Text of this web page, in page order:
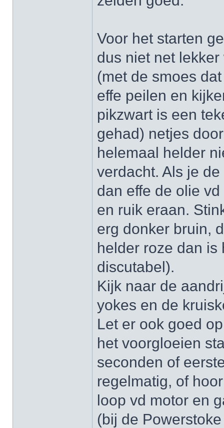
Voor het starten
dus niet net
(met de smoes
effe peilen en
pikzwart is een
gehad) netjes
helemaal helder
verdacht. Als je
dan effe de olie
en ruik eraan.
erg donker bruin,
helder roze dan is
discutabel).
Kijk naar de
yokes en de
Let er ook goed
het voorgloeien
seconden of
regelmatig, of
loop vd motor en
(bij de